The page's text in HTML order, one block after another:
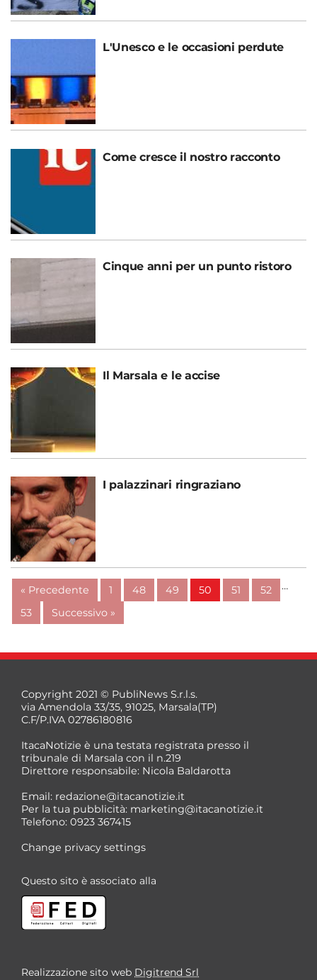
L'Unesco e le occasioni perdute
Come cresce il nostro racconto
Cinque anni per un punto ristoro
Il Marsala e le accise
I palazzinari ringraziano
« Precedente 1 …
48 49 50 51
52
53
Successivo »
Copyright 2021 © PubliNews S.r.l.s.
via Amendola 33/35, 91025, Marsala(TP)
C.F/P.IVA 02786180816
ItacaNotizie è una testata registrata presso il
tribunale di Marsala con il n.219
Direttore responsabile: Nicola Baldarotta
Email: redazione@itacanotizie.it
Per la tua pubblicità: marketing@itacanotizie.it
Telefono: 0923 367415
Change privacy settings
Questo sito è associato alla
Realizzazione sito web Digitrend Srl